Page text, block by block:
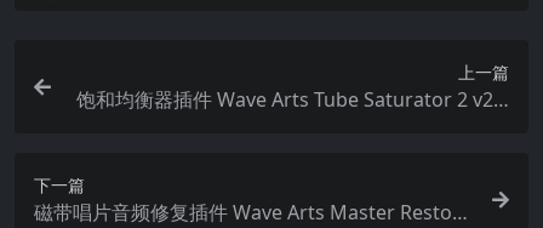
上一篇
饱和均衡器插件 Wave Arts Tube Saturator 2 v2.1
下一篇
磁带唱片音频修复插件 Wave Arts Master Restora